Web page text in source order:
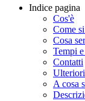
Indice pagina
Cos'è
Come
Cosa
Tempi
Contatti
A cosa